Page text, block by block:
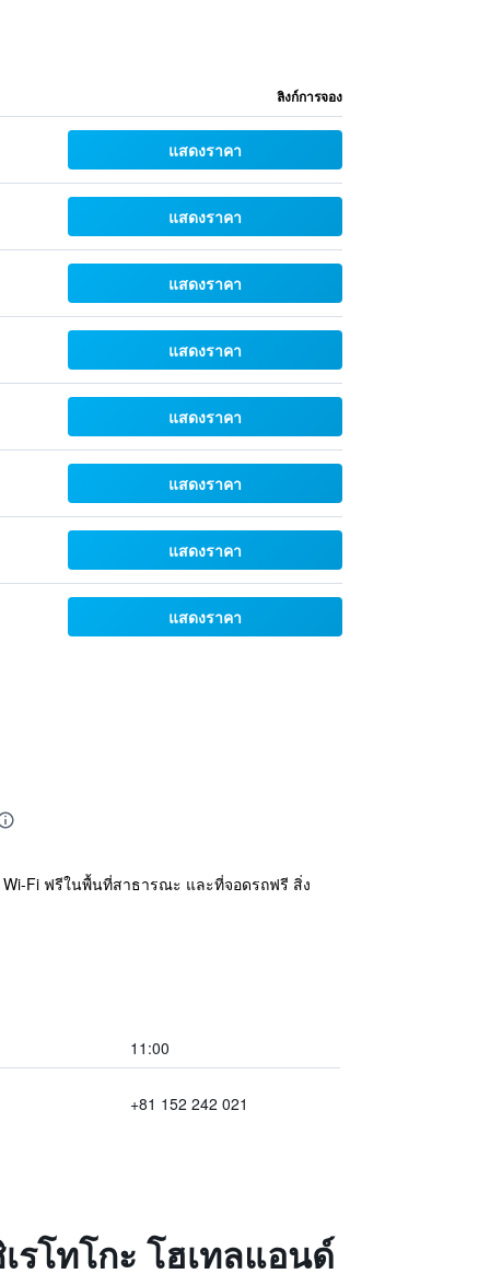
ลิงก์การจอง
แสดงราคา
แสดงราคา
แสดงราคา
แสดงราคา
แสดงราคา
แสดงราคา
แสดงราคา
แสดงราคา
Wi-Fi ฟรีในพื้นที่สาธารณะ และที่จอดรถฟรี สิ่ง
11:00
+81 152 242 021
โทโกะ โฮเทลแอนด์